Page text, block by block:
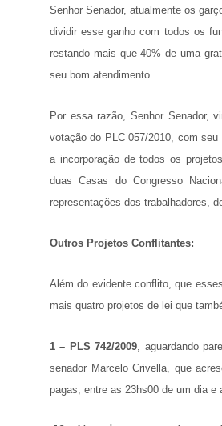
Senhor Senador, atualmente os
dividir esse ganho com todos os
restando mais que 40% de uma
seu bom atendimento.
Por essa razão, Senhor Senador,
votação do PLC 057/2010, com
a incorporação de todos os
duas Casas do Congresso
representações dos trabalhadores,
Outros Projetos Conflitantes:
Além do evidente conflito, que
mais quatro projetos de lei que
1 – PLS 742/2009 , aguardando
senador Marcelo Crivella, que
pagas, entre as 23hs00 de um dia